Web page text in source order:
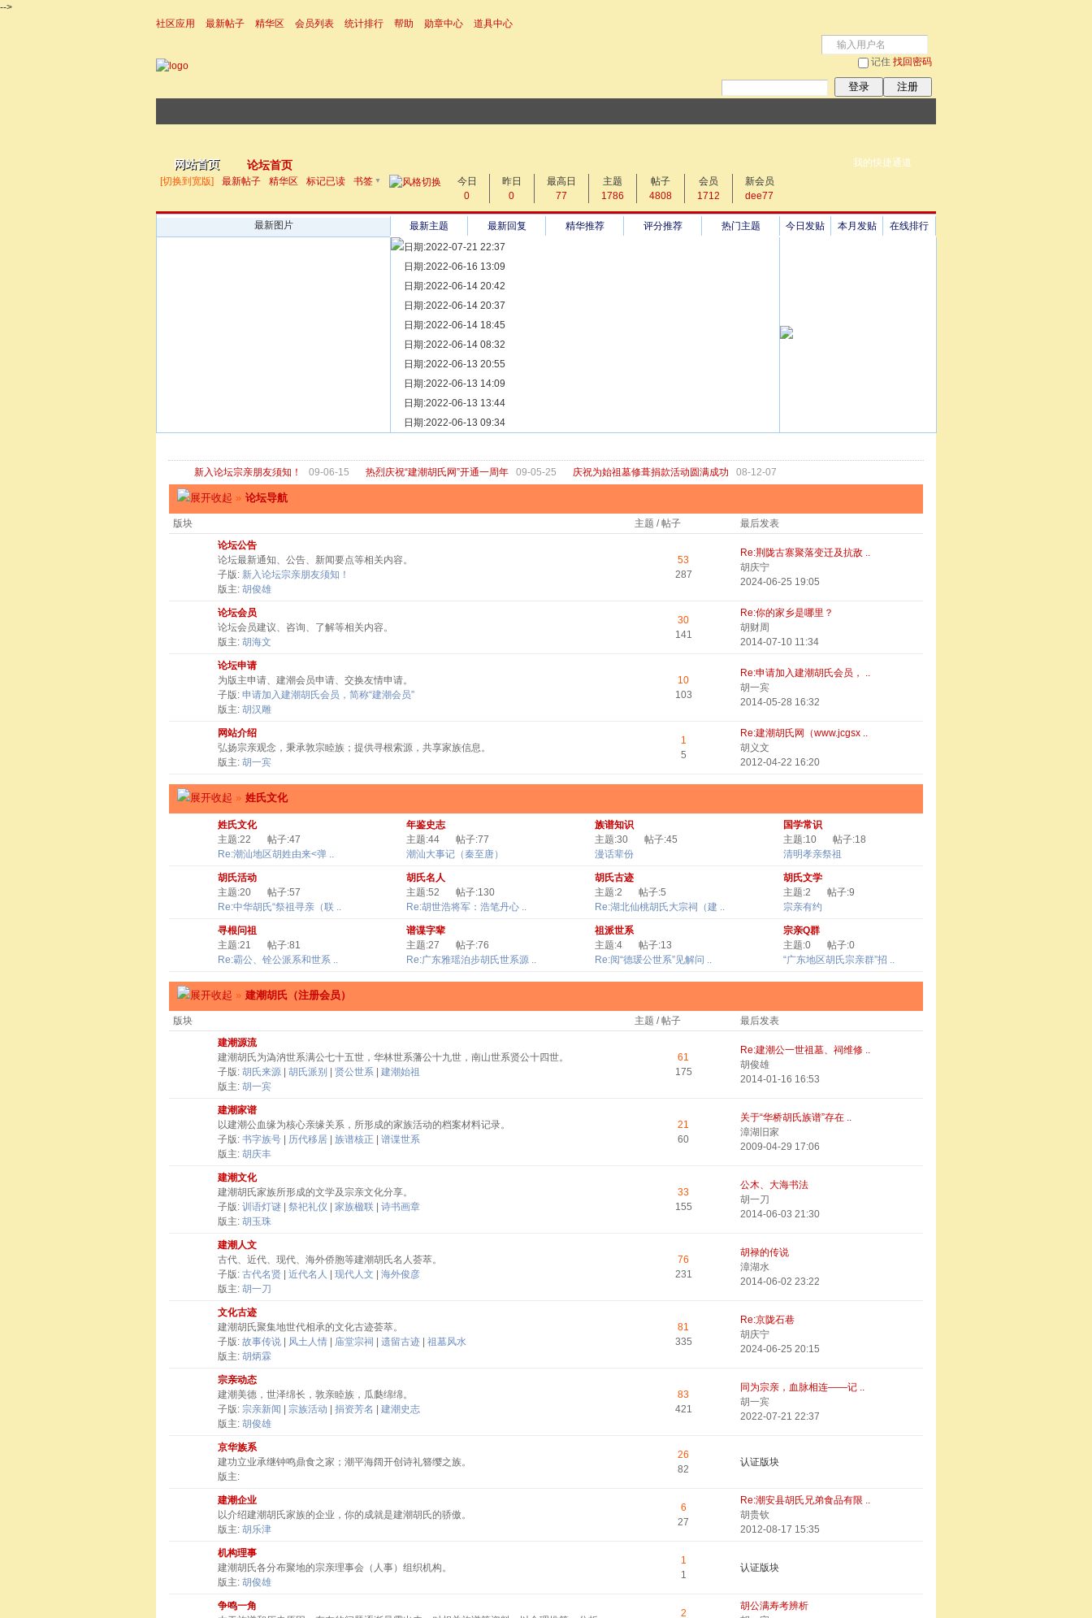
-->
社区应用
最新帖子 精华区 会员列表 统计排行 帮助 勋章中心
道具中心
记住 找回密码
登录 注册
我的快捷通道
网站首页 论坛首页
帖子 搜 索
热搜：
[切换到宽版] 最新帖子 精华区 标记已读 书签 ▼
今日
0
昨日
0
最高日
77
主题
1786
帖子
4808
会员
1712
新会员
dee77
最新图片 最新主题 最新回复 精华推荐 评分推荐 热门主题 今日发贴 本月发贴
在线排行
日期:2022-07-21 22:37
[ 宗亲新闻 ] 同为宗亲，血脉相连——记陆丰碣石宗亲到祖家京陇居地探亲问祖
日期:2022-06-16 13:09
[ 族谱知识 ] 漫话辈份
日期:2022-06-14 20:42
[ 族谱知识 ] 修族谱的用字规范与说明
日期:2022-06-14 20:37
[ 族谱知识 ] 一元等于多少年？
日期:2022-06-14 18:45
[ 散文随笔 ] 写给远在天堂的父亲——胡棉创
日期:2022-06-14 08:32
[ 宗亲新闻 ] 关于“金鸡落洋”祖坟复原修缮的倡议
日期:2022-06-13 20:55
[ 庙堂宗祠 ] 洽礼祖祠
日期:2022-06-13 14:09
[ 庙堂宗祠 ] 京华胡氏二世祖祠
日期:2022-06-13 13:44
[ 庙堂宗祠 ] 祖祠、家庙
日期:2022-06-13 09:34
新入论坛宗亲朋友须知！ 09-06-15 热烈庆祝“建潮胡氏网”开通一周年 09-05-25 庆祝为始祖墓修葺捐款活动圆满成功 08-12-07
» 论坛导航
版块 主题 / 帖子
最后发表
论坛公告
论坛最新通知、公告、新闻要点等相关内容。
子版: 新入论坛宗亲朋友须知！
版主: 胡俊雄
53
287
Re:荆陇古寨聚落变迁及抗敌 ..
胡庆宁
2024-06-25 19:05
论坛会员
论坛会员建议、咨询、了解等相关内容。
版主: 胡海文
30
141
Re:你的家乡是哪里？
胡财周
2014-07-10 11:34
论坛申请
为版主申请、建潮会员申请、交换友情申请。
子版: 申请加入建潮胡氏会员，简称“建潮会员”
版主: 胡汉雕
10
103
Re:申请加入建潮胡氏会员， ..
胡一宾
2014-05-28 16:32
网站介绍
弘扬宗亲观念，秉承敦宗睦族；提供寻根索源，共享家族信息。
版主: 胡一宾
1
5
Re:建潮胡氏网（www.jcgsx ..
胡义文
2012-04-22 16:20
» 姓氏文化
姓氏文化
主题:22
帖子:47
Re:潮汕地区胡姓由来<弹 ..
年鉴史志
主题:44
帖子:77
潮汕大事记（秦至唐）
族谱知识
主题:30
帖子:45
漫话辈份
国学常识
主题:10
帖子:18
清明孝亲祭祖
胡氏活动
主题:20
帖子:57
Re:中华胡氏“祭祖寻亲（联 ..
胡氏名人
主题:52
帖子:130
Re:胡世浩将军：浩笔丹心 ..
胡氏古迹
主题:2
帖子:5
Re:湖北仙桃胡氏大宗祠（建 ..
胡氏文学
主题:2
帖子:9
宗亲有约
寻根问祖
主题:21
帖子:81
Re:霸公、铨公派系和世系 ..
谱谍字辈
主题:27
帖子:76
Re:广东雅瑶泊步胡氏世系源 ..
祖派世系
主题:4
帖子:13
Re:阅“德瑗公世系”见解问 ..
宗亲Q群
主题:0
帖子:0
“广东地区胡氏宗亲群”招 ..
» 建潮胡氏（注册会员）
版块 主题 / 帖子
最后发表
建潮源流
建潮胡氏为溈汭世系满公七十五世，华林世系藩公十九世，南山世系贤公十四世。
子版: 胡氏来源 胡氏派别 贤公世系
建潮始祖
版主: 胡一宾
61
175
Re:建潮公一世祖墓、祠维修 ..
胡俊雄
2014-01-16 16:53
建潮家谱
以建潮公血缘为核心亲缘关系，所形成的家族活动的档案材料记录。
子版: 书字族号 历代移居 族谱核正
谱谍世系
版主: 胡庆丰
21
60
关于“华桥胡氏族谱”存在 ..
漳湖旧家
2009-04-29 17:06
建潮文化
建潮胡氏家族所形成的文学及宗亲文化分享。
子版: 训语灯谜 祭祀礼仪 家族楹联
诗书画章
版主: 胡玉珠
33
155
公木、大海书法
胡一刀
2014-06-03 21:30
建潮人文
古代、近代、现代、海外侨胞等建潮胡氏名人荟萃。
子版: 古代名贤 近代名人 现代人文
海外俊彦
版主: 胡一刀
76
231
胡禄的传说
漳湖水
2014-06-02 23:22
文化古迹
建潮胡氏聚集地世代相承的文化古迹荟萃。
子版: 故事传说 风土人情 庙堂宗祠 遗留古迹
祖墓风水
版主: 胡炳霖
81
335
Re:京陇石巷
胡庆宁
2024-06-25 20:15
宗亲动态
建潮美德，世泽绵长，敦亲睦族，瓜瓞绵绵。
子版: 宗亲新闻 宗族活动 捐资芳名
建潮史志
版主: 胡俊雄
83
421
同为宗亲，血脉相连——记 ..
胡一宾
2022-07-21 22:37
京华族系
建功立业承继钟鸣鼎食之家；潮平海阔开创诗礼簪缨之族。
版主:
26
82
认证版块
建潮企业
以介绍建潮胡氏家族的企业，你的成就是建潮胡氏的骄傲。
版主: 胡乐津
6
27
Re:潮安县胡氏兄弟食品有限 ..
胡贵钦
2012-08-17 15:35
机构理事
建潮胡氏各分布聚地的宗亲理事会（人事）组织机构。
版主: 胡俊雄
1
1
认证版块
争鸣一角
2
胡公满寿考辨析